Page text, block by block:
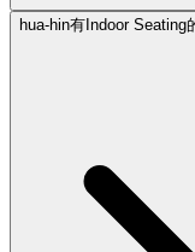
hua-hin有Indoor